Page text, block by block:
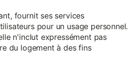
fournit ses services
pour un usage personnel.
n'inclut expressément pas
du logement à des fins